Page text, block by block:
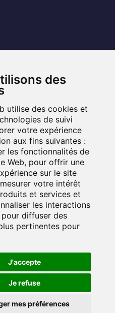
des
utilise des cookies et
de suivi
votre expérience
aux fins suivantes :
les fonctionnalités de
Web, pour offrir une
sur le site
votre intérêt
et services et
les interactions
pour diffuser des
pertinentes pour
J'accepte
Je refuse
mes préférences
d'utilisation
Musée de l’eau
fontaine.